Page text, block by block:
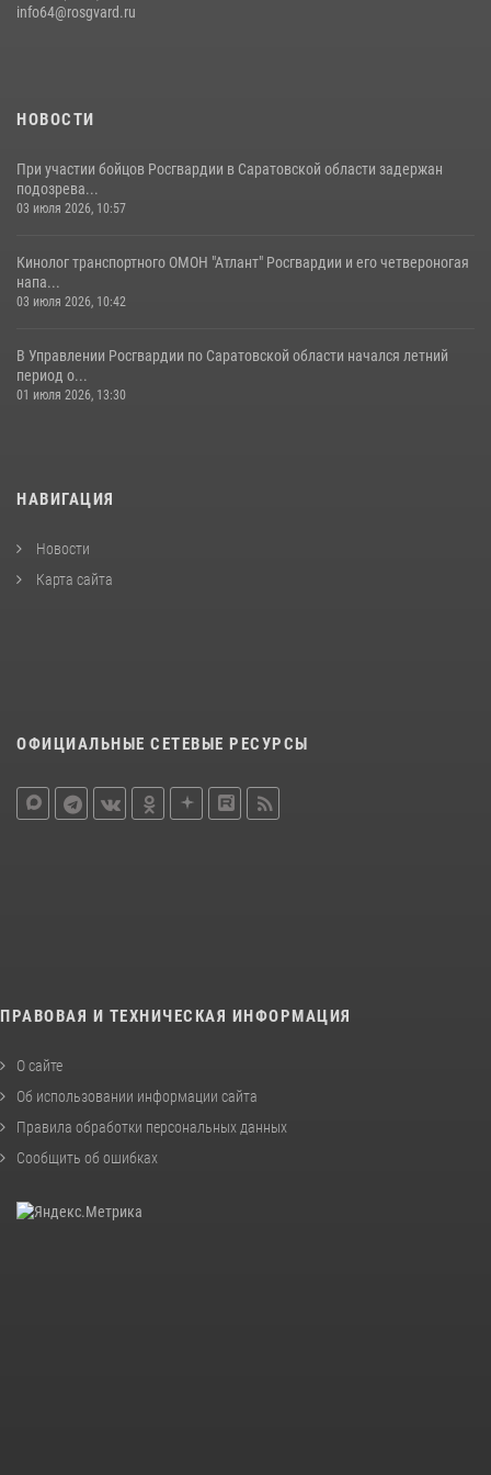
05 августа 2026, 12:55
info64@rosgvard.ru
НОВОСТИ
При участии бойцов Росгвардии в Саратовской области задержан
подозрева...
03 июля 2026, 10:57
Кинолог транспортного ОМОН "Атлант" Росгвардии и его четвероногая
напа...
03 июля 2026, 10:42
В Управлении Росгвардии по Саратовской области начался летний
период о...
01 июля 2026, 13:30
НАВИГАЦИЯ
Новости
Карта сайта
ОФИЦИАЛЬНЫЕ СЕТЕВЫЕ РЕСУРСЫ
ПРАВОВАЯ И ТЕХНИЧЕСКАЯ ИНФОРМАЦИЯ
О сайте
Об использовании информации сайта
Правила обработки персональных данных
Сообщить об ошибках